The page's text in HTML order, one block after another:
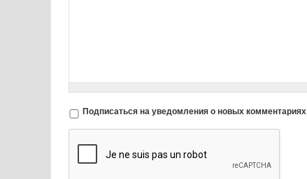
Подписаться на уведомления о новых комментариях